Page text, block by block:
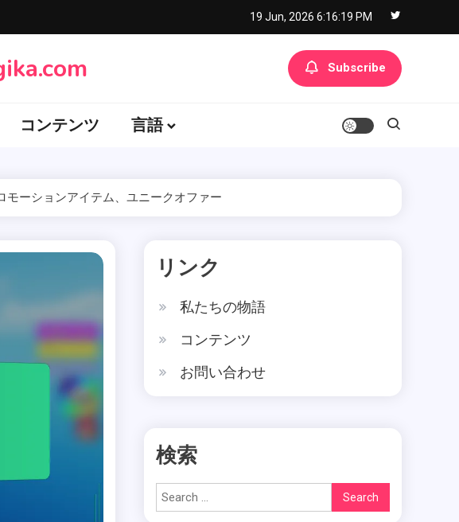
19 Jun, 2026 6:16:20 PM
Subscribe
コンテンツ 言語
モーションアイテム、ユニークオファー
リンク
私たちの物語
コンテンツ
お問い合わせ
検索
Search
for: